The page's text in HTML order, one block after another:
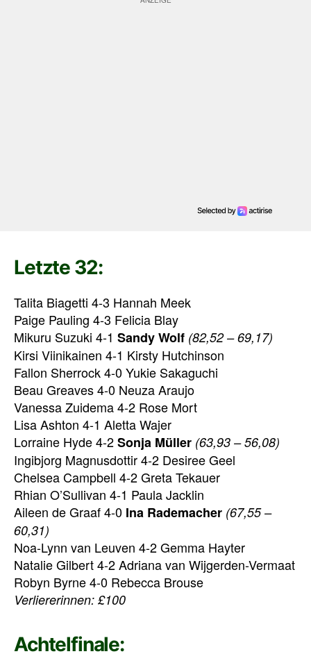
Letzte 32:
Talita Biagetti 4-3 Hannah Meek
Paige Pauling 4-3 Felicia Blay
Mikuru Suzuki 4-1 Sandy Wolf (82,52 – 69,17)
Kirsi Viinikainen 4-1 Kirsty Hutchinson
Fallon Sherrock 4-0 Yukie Sakaguchi
Beau Greaves 4-0 Neuza Araujo
Vanessa Zuidema 4-2 Rose Mort
Lisa Ashton 4-1 Aletta Wajer
Lorraine Hyde 4-2Sonja Müller (63,93 – 56,08)
Ingibjorg Magnusdottir 4-2 Desiree Geel
Chelsea Campbell 4-2 Greta Tekauer
Rhian O’Sullivan 4-1 Paula Jacklin
Aileen de Graaf 4-0 Ina Rademacher (67,55 –
60,31)
Noa-Lynn van Leuven 4-2 Gemma Hayter
Natalie Gilbert 4-2 Adriana van Wijgerden-Vermaat
Robyn Byrne 4-0 Rebecca Brouse
Verliererinnen: £100
Achtelfinale: